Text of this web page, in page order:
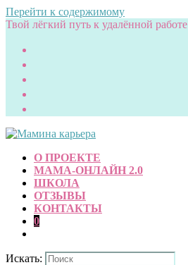
Перейти к содержимому
Твой лёгкий путь к удалённой работе
О ПРОЕКТЕ
МАМА-ОНЛАЙН 2.0
ШКОЛА
ОТЗЫВЫ
КОНТАКТЫ
0
Искать: